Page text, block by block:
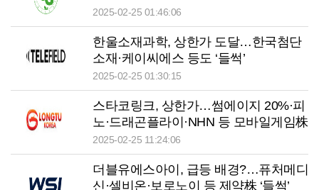
2025-02-25 01:46:06
한울소재과학, 상한가 도달…한국첨단
소재·케이씨에스 등도 ‘들썩’
2025-02-25 01:30:15
스타코링크, 상한가…썸에이지 20%·피
노·드래곤플라이·NHN 등 모바일게임株
‘들썩’
2025-02-25 11:24:06
더블유에스아이, 급등 배경?…퓨처메디
신·셀비온·보로노이 등 제약株 ‘들썩’